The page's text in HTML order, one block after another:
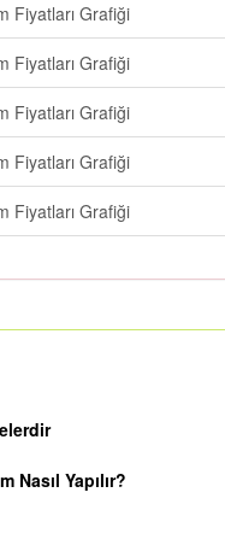
Fiyatları Grafiği
Fiyatları Grafiği
Fiyatları Grafiği
Fiyatları Grafiği
Fiyatları Grafiği
Nasıl Yapılır?